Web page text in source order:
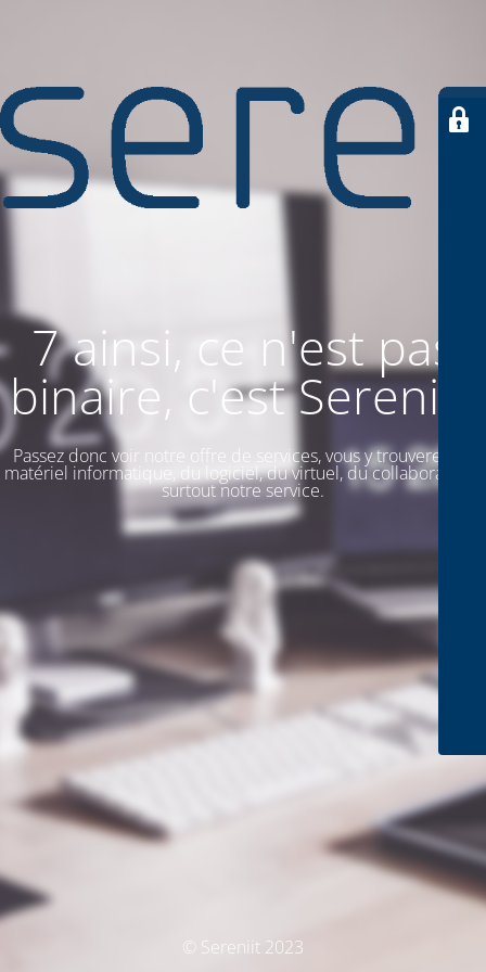
7 ainsi, ce n'est pas
binaire, c'est SereniiT
Passez donc voir notre offre de services, vous y trouverez du
matériel informatique, du logiciel, du virtuel, du collaboratif. Et
surtout notre service.
© Sereniit 2023